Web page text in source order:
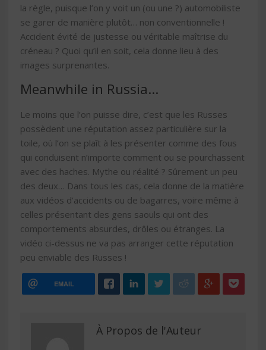
la règle, puisque l’on y voit un (ou une ?) automobiliste
se garer de manière plutôt… non conventionnelle !
Accident évité de justesse ou véritable maîtrise du
créneau ? Quoi qu’il en soit, cela donne lieu à des
images surprenantes.
Meanwhile in Russia…
Le moins que l’on puisse dire, c’est que les Russes
possèdent une réputation assez particulière sur la
toile, où l’on se plaît à les présenter comme des fous
qui conduisent n’importe comment ou se pourchassent
avec des haches. Mythe ou réalité ? Sûrement un peu
des deux… Dans tous les cas, cela donne de la matière
aux vidéos d’accidents ou de bagarres, voire même à
celles présentant des gens saouls qui ont des
comportements absurdes, drôles ou étranges. La
vidéo ci-dessus ne va pas arranger cette réputation
peu enviable des Russes !
EMAIL
À Propos de l'Auteur